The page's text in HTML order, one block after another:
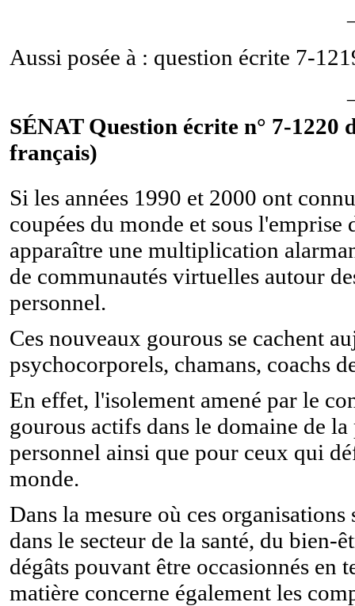
Aussi posée à : question écrite 7-
SÉNAT Question écrite n° 7-1220
français)
Si les années 1990 et 2000 ont
coupées du monde et sous
apparaître une multiplication
de communautés virtuelles autour
personnel.
Ces nouveaux gourous se cachent
psychocorporels, chamans, coachs
En effet, l'isolement amené par le
gourous actifs dans le domaine de
personnel ainsi que pour ceux qui
monde.
Dans la mesure où ces
dans le secteur de la santé, du bien-
dégâts pouvant être occasionnés en
matière concerne également les